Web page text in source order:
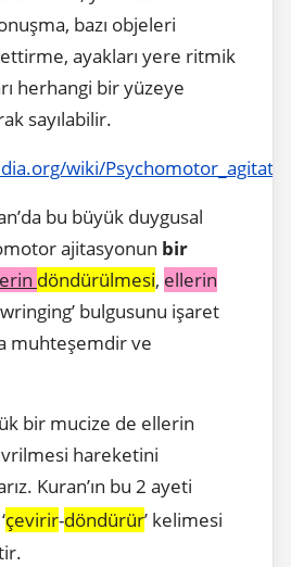
bazı objeleri
ayakları yere ritmik
herhangi bir yüzeye
sayılabilir.
wiki/
bu büyük duygusal
ajitasyonun bir
döndürülmesi, ellerin
bulgusunu işaret
muhteşemdir ve
bir mucize de ellerin
hareketini
Kuran’ın bu 2 ayeti
çevirir-döndürür’ kelimesi